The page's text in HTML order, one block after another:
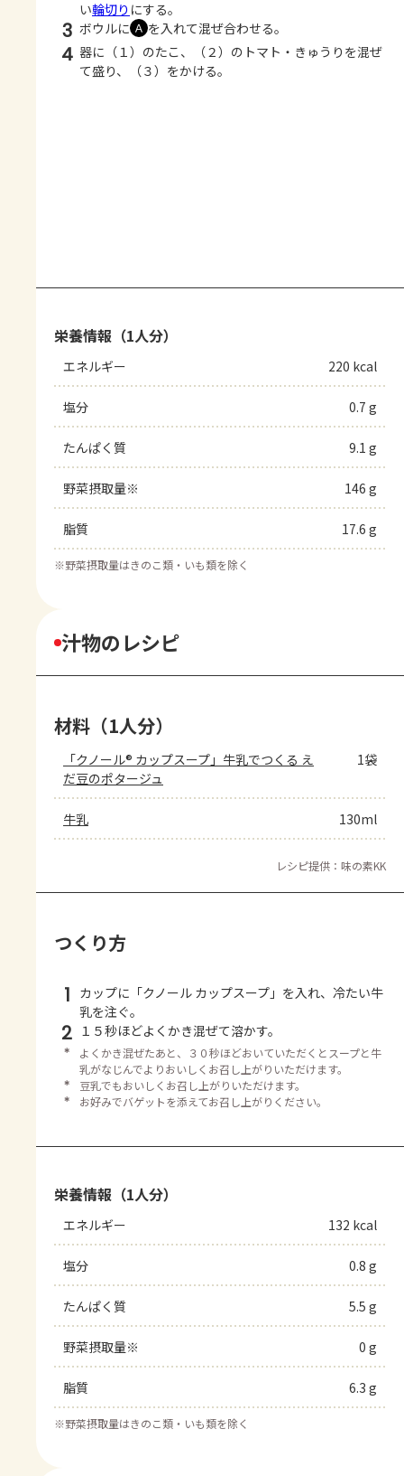
い輪切り にする。
3 ボウルに Ａ を入れて混ぜ合わせる。
4 器に（１）のたこ、（２）のトマト・きゅうりを混ぜ
て盛り、（３）をかける。
栄養情報（1人分）
エネルギー 220 kcal
塩分 0.7 g
たんぱく質 9.1 g
野菜摂取量※ 146 g
脂質 17.6 g
※野菜摂取量はきのこ類・いも類を除く
汁物のレシピ
材料（1人分）
「クノール® カップスープ」牛乳でつくる え
だ豆のポタージュ
1袋
牛乳 130ml
レシピ提供：味の素KK
つくり方
1 カップに「クノール カップスープ」を入れ、冷たい牛
乳を注ぐ。
2 １５秒ほどよくかき混ぜて溶かす。
＊
よくかき混ぜたあと、３０秒ほどおいていただくとスープと牛
乳がなじんでよりおいしくお召し上がりいただけます。
＊
豆乳でもおいしくお召し上がりいただけます。
＊
お好みでバゲットを添えてお召し上がりください。
栄養情報（1人分）
エネルギー 132 kcal
塩分 0.8 g
たんぱく質 5.5 g
野菜摂取量※ 0 g
脂質 6.3 g
※野菜摂取量はきのこ類・いも類を除く